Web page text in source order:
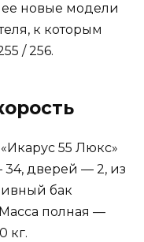
новые модели
к которым
/ 256.
55 Люкс»
34, дверей — 2, из
бак
Масса полная —
кг.